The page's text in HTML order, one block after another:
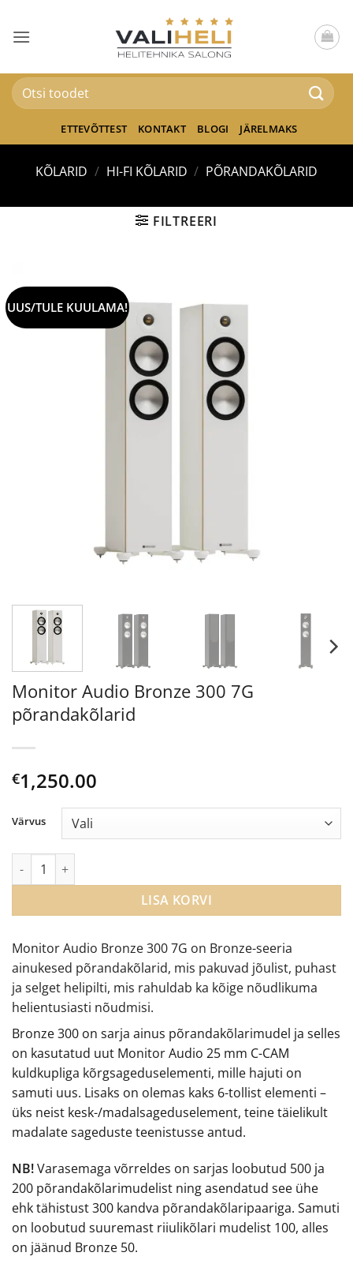
content
Otsi:
ETTEVÕTTEST KONTAKT BLOGI JÄRELMAKS
KÕLARID / HI-FI KÕLARID / PÕRANDAKÕLARID
FILTREERI
UUS/TULE KUULAMA!
Monitor Audio Bronze 300 7G
põrandakõlarid
€1,250.00
Monitor Audio Bronze 300 7G on Bronze-seeria
ainukesed põrandakõlarid, mis pakuvad jõulist, puhast
ja selget helipilti, mis rahuldab ka kõige nõudlikuma
helientusiasti nõudmisi.
Bronze 300 on sarja ainus põrandakõlarimudel ja selles
on kasutatud uut Monitor Audio 25 mm C-CAM
kuldkupliga kõrgsageduselementi, mille hajuti on
samuti uus. Lisaks on olemas kaks 6-tollist elementi –
üks neist kesk-/madalsageduselement, teine täielikult
madalate sageduste teenistusse antud.
NB!Varasemaga võrreldes on sarjas loobutud 500 ja
200 põrandakõlarimudelist ning asendatud see ühe
ehk tähistust 300 kandva põrandakõlaripaariga. Samuti
on loobutud suuremast riiulikõlari mudelist 100, alles
on jäänud Bronze 50.
Värvus
Monitor Audio Bronze 300 7G põrandakõlarid kogus
LISA KORVI